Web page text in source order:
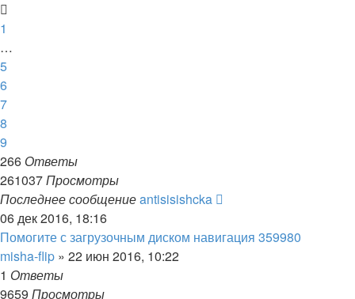
1
…
5
6
7
8
9
266 Ответы
261037Просмотры
Последнее сообщениеantisisishcka
06 дек 2016, 18:16
Помогите с загрузочным диском навигация 359980
misha-flip » 22 июн 2016, 10:22
1 Ответы
9659 Просмотры